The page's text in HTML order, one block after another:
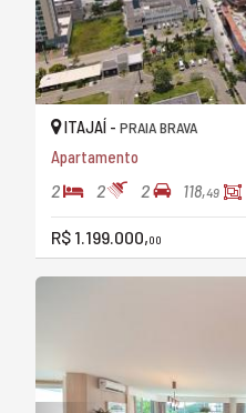
ITAJAÍ - PRAIA BRAVA
Apartamento
2 2 2 118,49
R$ 1.199.000,00